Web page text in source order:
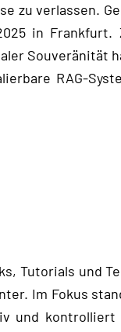
zu verlassen.
in Frankfurt.
Souveränität
RAG-
Tutorials und
Im Fokus
und